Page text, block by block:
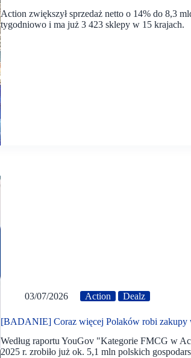
Action zwiększył sprzedaż netto o 14% do 8,3
tygodniowo i ma już 3 423 sklepy w 15 krajach.
03/07/2026 Action Dealz
[BADANIE] Coraz więcej Polaków robi zakupy
Według raportu YouGov "Kategorie FMCG w
2025 r. zrobiło już ok. 5,1 mln polskich